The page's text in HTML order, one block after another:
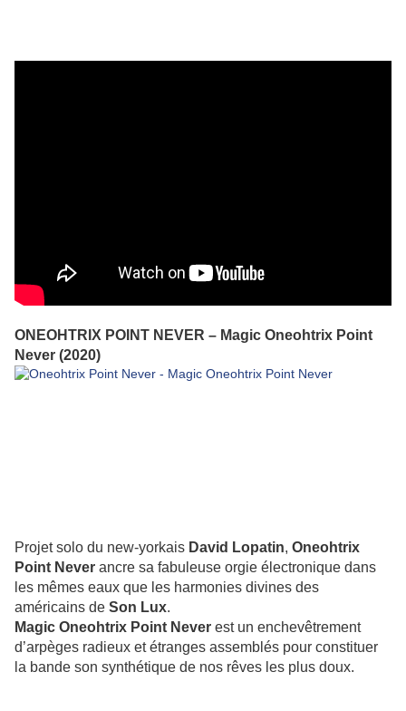
ONEOHTRIX POINT NEVER – Magic Oneohtrix Point
Never (2020)
Projet solo du new-yorkais David Lopatin, Oneohtrix
Point Never ancre sa fabuleuse orgie électronique dans
les mêmes eaux que les harmonies divines des
américains de Son Lux.
Magic Oneohtrix Point Never est un enchevêtrement
d’arpèges radieux et étranges assemblés pour constituer
la bande son synthétique de nos rêves les plus doux.